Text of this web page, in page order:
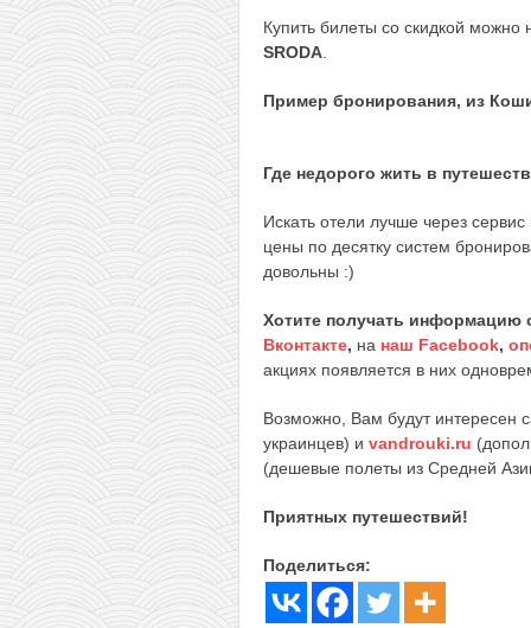
Купить билеты со скидкой можно
SRODA
Пример бронирования, из
Где недорого жить в
Искать отели лучше через сервис
цены по десятку систем
довольны :)
Хотите получать
Вконтакте, на наш Facebook,
акциях появляется в них
Возможно, Вам будут интересен
украинцев) и vandrouki.ru
(дешевые полеты из Средней
Приятных путешествий!
Поделиться: